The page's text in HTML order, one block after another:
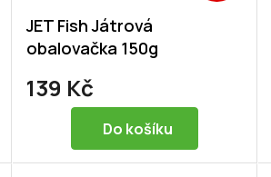
JET Fish Játrová
obalovačka 150g
139 Kč
Do košíku